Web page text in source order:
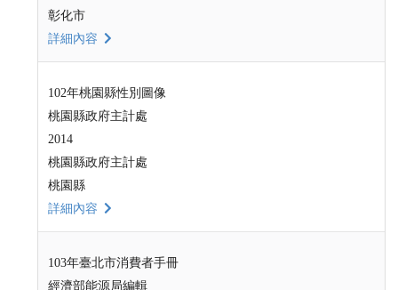
彰化市
詳細內容
102年桃園縣性別圖像
桃園縣政府主計處
2014
桃園縣政府主計處
桃園縣
詳細內容
103年臺北市消費者手冊
經濟部能源局編輯